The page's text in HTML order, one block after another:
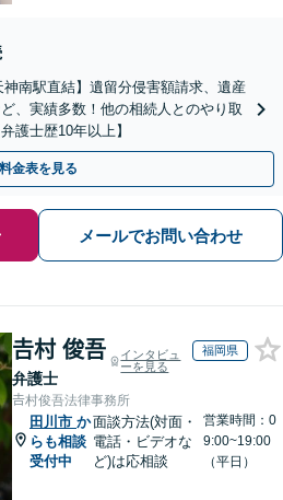
神南駅直結】遺留分侵害額請求、遺産
、実績多数！他の相続人とのやり取
護士歴10年以上】
料金表を見る
メールでお問い合わせ
𠮷村 俊吾
弁護士
インタビュ
ーを見る
福岡県
𠮷村俊吾法律事務所
田川市 か
らも相談
受付中
面談方法(対面・
電話・ビデオな
ど)は応相談
営業時間：0
9:00~19:00
（平日）